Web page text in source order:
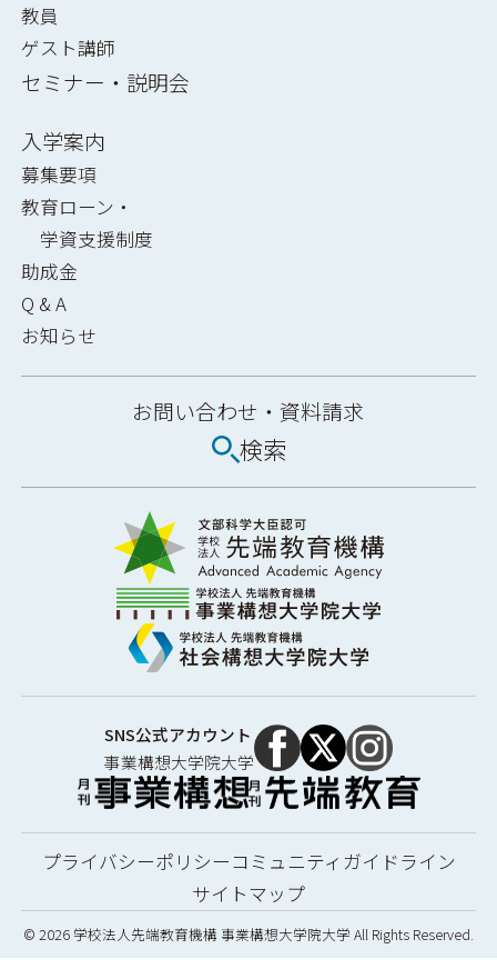
教員
ゲスト講師
セミナー・説明会
入学案内
募集要項
教育ローン・
学資支援制度
助成金
Q & A
お知らせ
お問い合わせ・資料請求
検索
SNS公式アカウント
事業構想大学院大学
プライバシーポリシーコミュニティガイドライン
サイトマップ
© 2026 学校法人先端教育機構 事業構想大学院大学 All Rights Reserved.